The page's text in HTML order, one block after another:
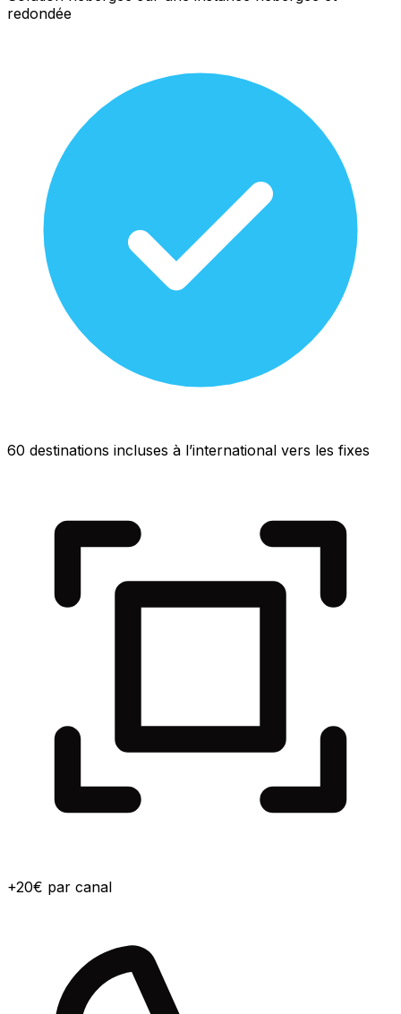
redondée
60 destinations incluses à l’international vers les fixes
+20€ par canal